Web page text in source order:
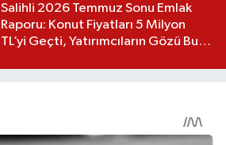
Salihli 2026 Temmuz Sonu Emlak
Raporu: Konut Fiyatları 5 Milyon
TL’yi Geçti, Yatırımcıların Gözü Bu